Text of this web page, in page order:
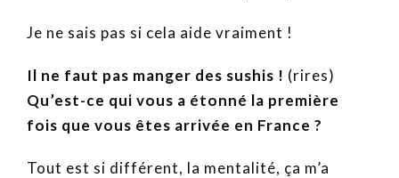
Je ne sais pas si cela aide vraiment !
Il ne faut pas manger des sushis ! (rires)
Qu’est-ce qui vous a étonné la première
fois que vous êtes arrivée en France ?
Tout est si différent, la mentalité, ça m’a